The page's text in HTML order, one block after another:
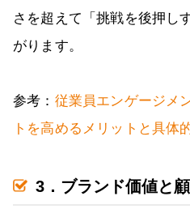
さを超えて「挑戦を後押し
がります。
参考： 従業員エンゲージメ
トを高めるメリットと具体
3．ブランド価値と